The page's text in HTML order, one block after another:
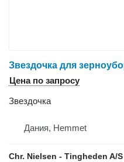
Цена по запросу
Звездочка
Дания, Hemmet
Chr. Nielsen - Tingheden A/S